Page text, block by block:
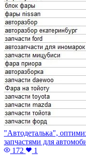
"Автодеталька",
запчастями для
172
1